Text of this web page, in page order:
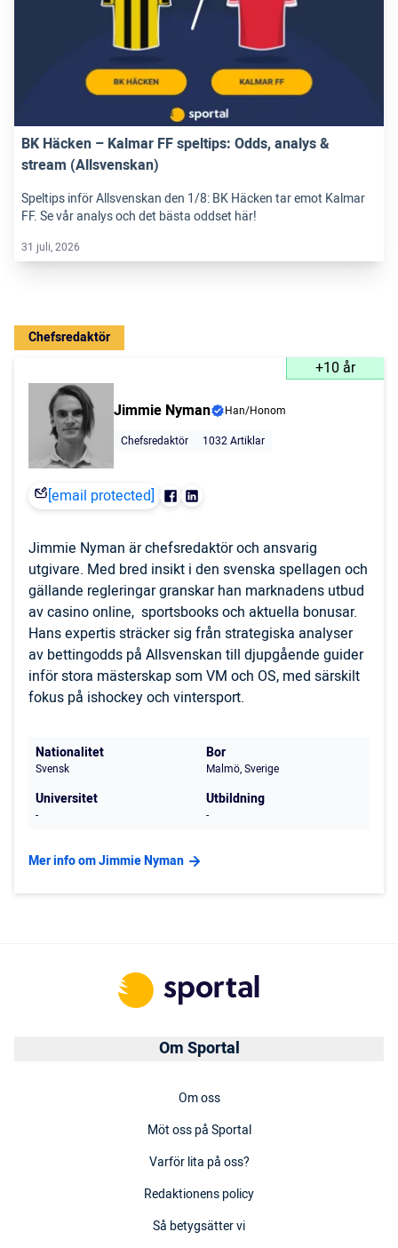
BK Häcken – Kalmar FF speltips: Odds, analys &
stream (Allsvenskan)
Speltips inför Allsvenskan den 1/8: BK Häcken tar emot Kalmar
FF. Se vår analys och det bästa oddset här!
31 juli, 2026
Chefsredaktör
+10 år
Jimmie Nyman
Han/Honom
Chefsredaktör
1032 Artiklar
[email protected]
Jimmie Nyman är chefsredaktör och ansvarig
utgivare. Med bred insikt i den svenska spellagen och
gällande regleringar granskar han marknadens utbud
av casino online, sportsbooks och aktuella bonusar.
Hans expertis sträcker sig från strategiska analyser
av bettingodds på Allsvenskan till djupgående guider
inför stora mästerskap som VM och OS, med särskilt
fokus på ishockey och vintersport.
Nationalitet
Svensk
Bor
Malmö, Sverige
Universitet
-
Utbildning
-
Mer info om Jimmie Nyman
Om Sportal
Om oss
Möt oss på Sportal
Varför lita på oss?
Redaktionens policy
Så betygsätter vi